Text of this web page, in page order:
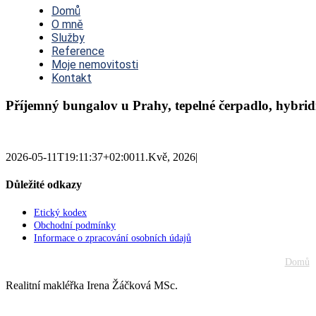
NavigationDomů
O mně
Služby
Reference
Moje nemovitosti
Kontakt
Příjemný bungalov u Prahy, tepelné čerpadlo,
2026-05-11T19:11:37+02:0011.Kvě, 2026|
Důležité odkazy
Etický kodex
Obchodní podmínky
Informace o zpracování osobních údajů
Domů
Realitní makléřka Irena Žáčková MSc.